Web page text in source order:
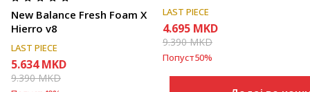
New Balance Fresh Foam X
Hierro v8
LAST PIECE
5.634 MKD
9.390MKD
LAST PIECE
4.695 MKD
9.390MKD
Попуст50%